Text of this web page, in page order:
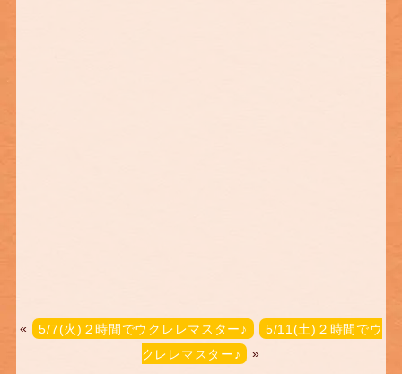
« 5/7(火)２時間でウクレレマスター♪
5/11(土)２時間でウ
クレレマスター♪
»